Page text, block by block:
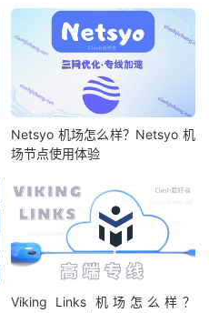
Netsyo 机场怎么样？Netsyo 机
场节点使用体验
Viking Links 机场怎么样？